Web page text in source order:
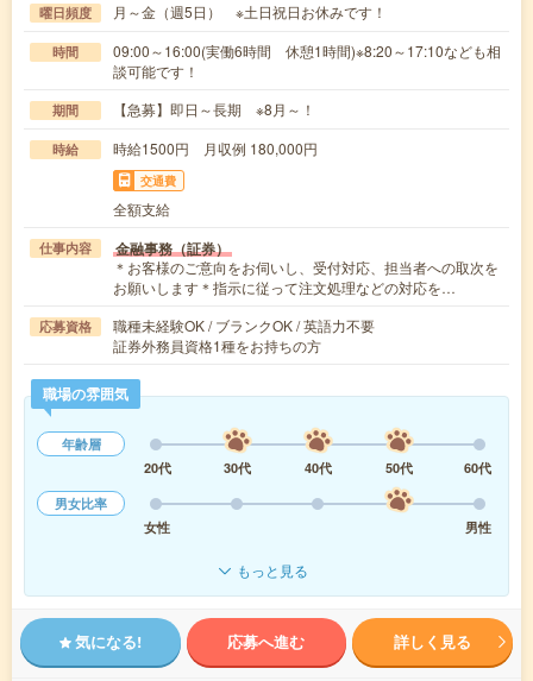
曜日頻度 月～金（週5日） ※土日祝日お休みです！
時間
09:00～16:00(実働6時間 休憩1時間)※8:20～17:10なども相
談可能です！
期間 【急募】即日～長期 ※8月～！
時給 時給1500円 月収例 180,000円
交通費
全額支給
仕事内容 金融事務（証券）
＊お客様のご意向をお伺いし、受付対応、担当者への取次を
お願いします＊指示に従って注文処理などの対応を…
応募資格
職種未経験OK / ブランクOK / 英語力不要
証券外務員資格1種をお持ちの方
職場の雰囲気
年齢層
20代
30代 40代 50代
60代
男女比率
女性
男性
もっと見る
気になる! 応募へ進む 詳しく見る